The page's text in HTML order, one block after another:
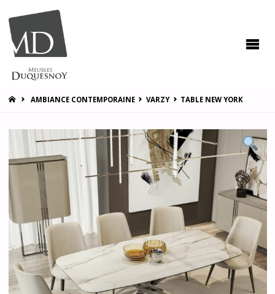
HOMEAMBIANCE CONTEMPORAINE VARZY TABLE NEW YORK